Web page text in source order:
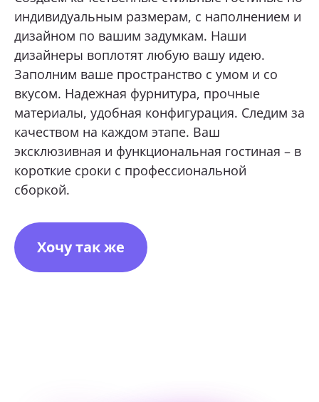
индивидуальным размерам, с наполнением и
дизайном по вашим задумкам. Наши
дизайнеры воплотят любую вашу идею.
Заполним ваше пространство с умом и со
вкусом. Надежная фурнитура, прочные
материалы, удобная конфигурация. Следим за
качеством на каждом этапе. Ваш
эксклюзивная и функциональная гостиная – в
короткие сроки с профессиональной
сборкой.
Хочу так же
ОТПРАВИТЬ
Нажимая кнопку «Отправить», я даю свое согласие
на обработку моих персональных данных, в соответствии с
Федеральным законом от 27.07.2006 года № 152-ФЗ
«О персональных данных», на условиях и для целей,
определенных вСогласии на обработку персональных данных *